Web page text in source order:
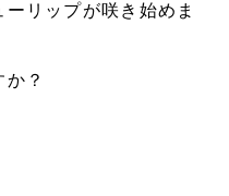
リップが咲き始めま
？